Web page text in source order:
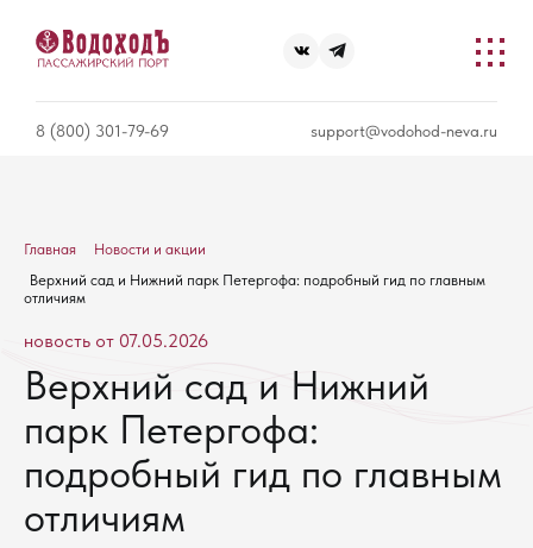
8 (800) 301-79-69 support@vodohod-neva.ru
Главная
Новости и акции
Верхний сад и Нижний парк Петергофа: подробный гид по главным
отличиям
новость от 07.05.2026
Верхний сад и Нижний
парк Петергофа:
подробный гид по главным
отличиям